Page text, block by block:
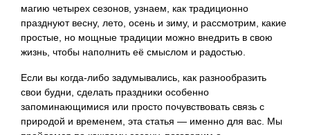
магию четырех сезонов, узнаем, как традиционно
празднуют весну, лето, осень и зиму, и рассмотрим, какие
простые, но мощные традиции можно внедрить в свою
жизнь, чтобы наполнить её смыслом и радостью.
Если вы когда-либо задумывались, как разнообразить
свои будни, сделать праздники особенно
запоминающимися или просто почувствовать связь с
природой и временем, эта статья — именно для вас. Мы